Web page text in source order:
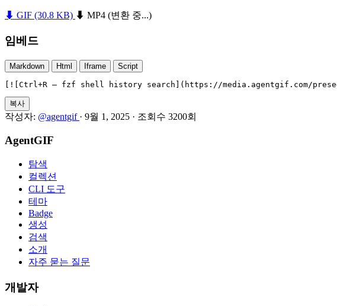
⬇ GIF (30.8 KB) ⬇ MP4 (변환 중...)
임베드
Markdown Html Iframe Script
[![Ctrl+R — fzf shell history search](https://media.agentgif.com/
복사
작성자: @agentgif · 9월 1, 2025 · 조회수 3200회
AgentGIF
탐색
컬렉션
CLI 도구
테마
Badge
생성
검색
소개
자주 묻는 질문
개발자